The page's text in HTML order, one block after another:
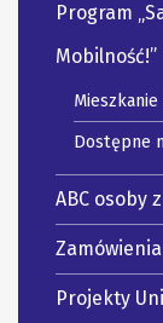
Program
Mobilność!”
Dostępne
ABC osoby
Projekty